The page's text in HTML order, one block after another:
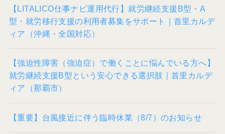
【LITALICO仕事ナビ運用代行】就労継続支援B型・A
型・就労移行支援の利用者募集をサポート｜首里カルデ
ィア（沖縄・全国対応）
【強迫性障害（強迫症）で働くことに悩んでいる方へ】
就労継続支援B型という安心できる選択肢｜首里カルデ
ィア（那覇市）
【重要】台風接近に伴う臨時休業（8/7）のお知らせ